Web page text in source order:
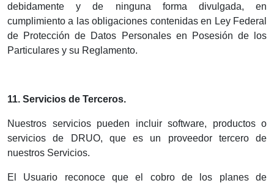
debidamente y de ninguna forma divulgada, en
cumplimiento a las obligaciones contenidas en Ley Federal
de Protección de Datos Personales en Posesión de los
Particulares y su Reglamento.
11. Servicios de Terceros.
Nuestros servicios pueden incluir software, productos o
servicios de DRUO, que es un proveedor tercero de
nuestros Servicios.
El Usuario reconoce que el cobro de los planes de